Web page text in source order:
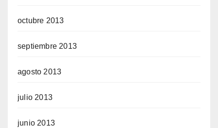
octubre 2013
septiembre 2013
agosto 2013
julio 2013
junio 2013